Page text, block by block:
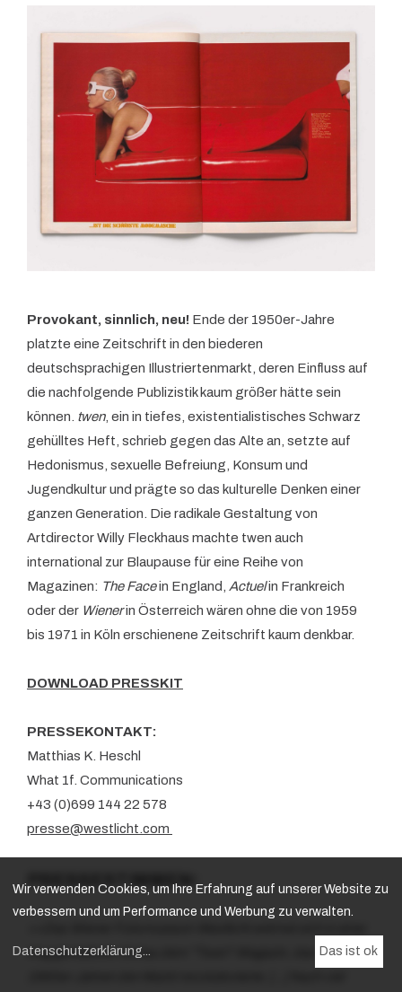
Provokant, sinnlich, neu! Ende der 1950er-Jahre
platzte eine Zeitschrift in den biederen
deutschsprachigen Illustriertenmarkt, deren Einfluss auf
die nachfolgende Publizistik kaum größer hätte sein
können. twen, ein in tiefes, existentialistisches Schwarz
gehülltes Heft, schrieb gegen das Alte an, setzte auf
Hedonismus, sexuelle Befreiung, Konsum und
Jugendkultur und prägte so das kulturelle Denken einer
ganzen Generation. Die radikale Gestaltung von
Artdirector Willy Fleckhaus machte twen auch
international zur Blaupause für eine Reihe von
Magazinen: The Facein England, Actuelin Frankreich
oder der Wienerin Österreich wären ohne die von 1959
bis 1971 in Köln erschienene Zeitschrift kaum denkbar.
DOWNLOAD PRESSKIT
PRESSEKONTAKT:
Matthias K. Heschl
What 1f. Communications
+43 (0)699 144 22 578
presse@westlicht.com
PRESSESTIMMEN:
klug gestalteten Schau dem "Twen"-Magazin, das in den
Wir verwenden Cookies, um Ihre Erfahrung auf unserer Website zu
verbessern und um Performance und Werbung zu verwalten.
Datenschutzerklärung... Das ist ok